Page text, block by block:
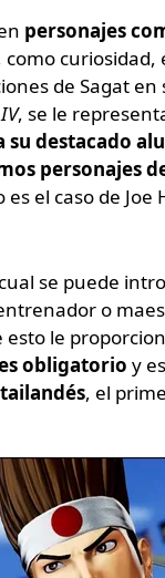
personajes
de Sagat
, se le
su destacado
personajes
es el caso de Joe
se puede
o
le
obligatorio y
, el